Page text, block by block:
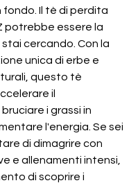
fondo. Il tè di perdita
potrebbe essere la
cercando. Con la
unica di erbe e
questo tè
il
i grassi in
l'energia. Se sei
di dimagrire con
e allenamenti intensi,
di scoprire i